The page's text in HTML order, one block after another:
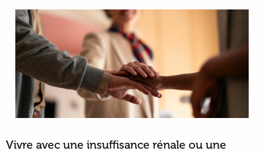
Vivre avec une insuffisance rénale ou une